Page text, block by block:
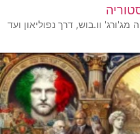
וו.בוש, דרך נפוליאון ועד